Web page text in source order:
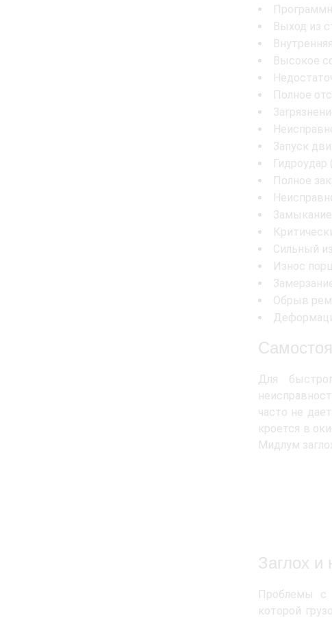
Выход из
Высокое
Полное
Запуск
Полное
Сильный
Износ
Обрыв
Для
часто не
кроется в
Мидлум
Заглох и
Проблемы с
которой